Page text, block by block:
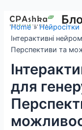
content
Home
Нейросітки
Інтерактивні
Перспективи та
для